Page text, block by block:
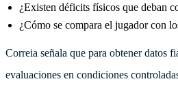
¿Existen déficits físicos que deban
¿Cómo se compara el jugador con
Correia señala que para obtener datos
evaluaciones en condiciones